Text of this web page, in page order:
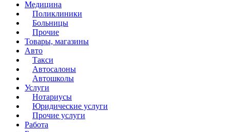
Медицина
Поликлиники
Больницы
Прочие
Товары, магазины
Авто
Такси
Автосалоны
Автошколы
Услуги
Нотариусы
Юридические услуги
Прочие услуги
Работа